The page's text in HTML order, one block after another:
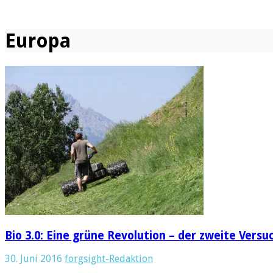
Europa
Bio 3.0: Eine grüne Revolution – der zweite
30. Juni 2016 forgsight-Redaktion